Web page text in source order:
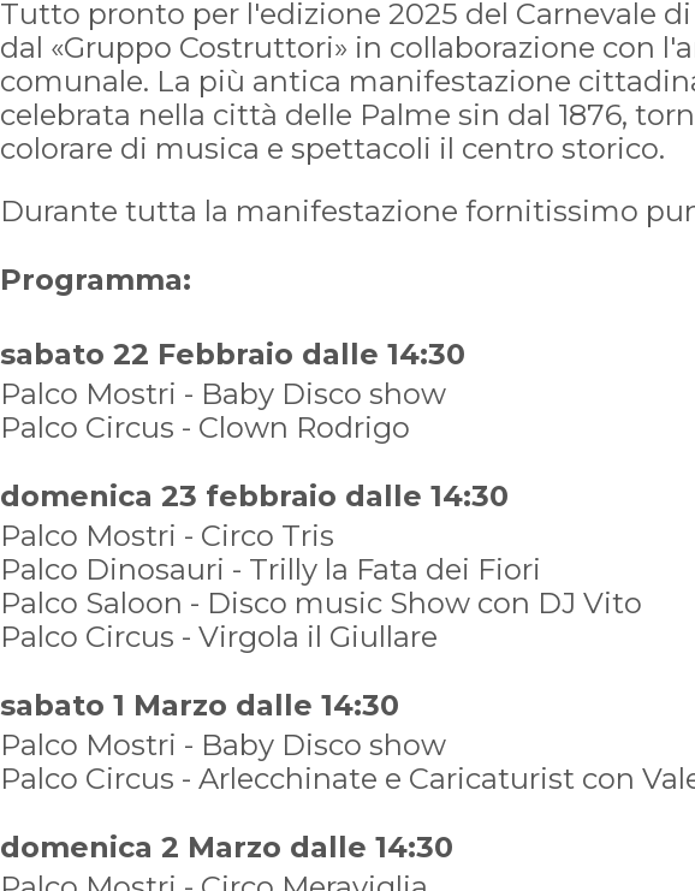
Tutto pronto per l'edizione 2025 del Carnevale
dal «Gruppo Costruttori» in collaborazione con
comunale. La più antica manifestazione
celebrata nella città delle Palme sin dal 1876,
colorare di musica e spettacoli il centro storico.
Durante tutta la manifestazione fornitissimo
Programma:
sabato 22 Febbraio dalle 14:30
Palco Mostri - Baby Disco show
Palco Circus - Clown Rodrigo
domenica 23 febbraio dalle 14:30
Palco Mostri - Circo Tris
Palco Dinosauri - Trilly la Fata dei Fiori
Palco Saloon - Disco music Show con DJ Vito
Palco Circus - Virgola il Giullare
sabato 1 Marzo dalle 14:30
Palco Mostri - Baby Disco show
Palco Circus - Arlecchinate e Caricaturist con
domenica 2 Marzo dalle 14:30